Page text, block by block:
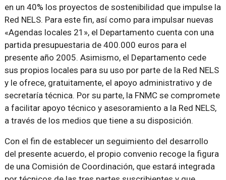
en un 40% los proyectos de sostenibilidad que impulse la
Red NELS. Para este fin, así como para impulsar nuevas
«Agendas locales 21», el Departamento cuenta con una
partida presupuestaria de 400.000 euros para el
presente año 2005. Asimismo, el Departamento cede
sus propios locales para su uso por parte de la Red NELS
y le ofrece, gratuitamente, el apoyo administrativo y de
secretaría técnica. Por su parte, la FNMC se compromete
a facilitar apoyo técnico y asesoramiento a la Red NELS,
a través de los medios que tiene a su disposición.
Con el fin de establecer un seguimiento del desarrollo
del presente acuerdo, el propio convenio recoge la figura
de una Comisión de Coordinación, que estará integrada